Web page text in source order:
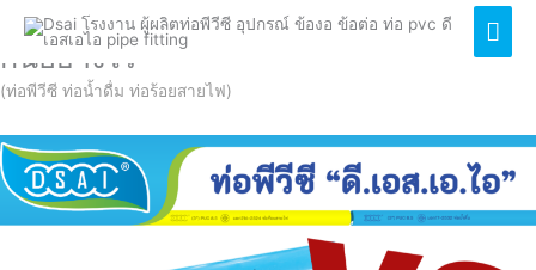
ท่อPVC ท่อสีฟ้า และท่อสีเหลือง แตกต่าง
กันอย่างไร
(ท่อพีวีซี ท่อน้ำดื่ม ท่อร้อยสายไฟ)